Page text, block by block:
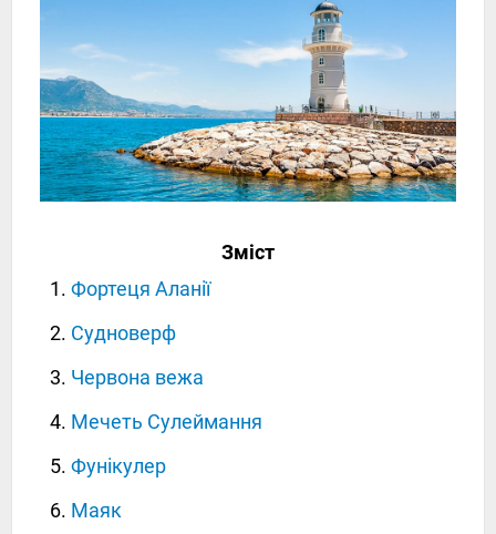
Зміст
Фортеця Аланії
Судноверф
Червона вежа
Мечеть Сулеймання
Фунікулер
Маяк